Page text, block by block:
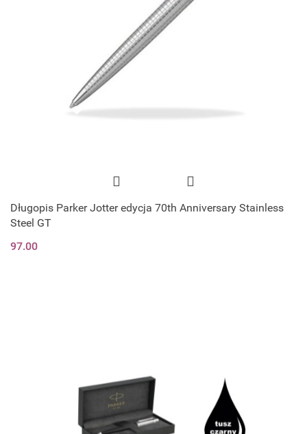
Długopis Parker Jotter edycja 70th Anniversary Stainless
Steel GT
97.00